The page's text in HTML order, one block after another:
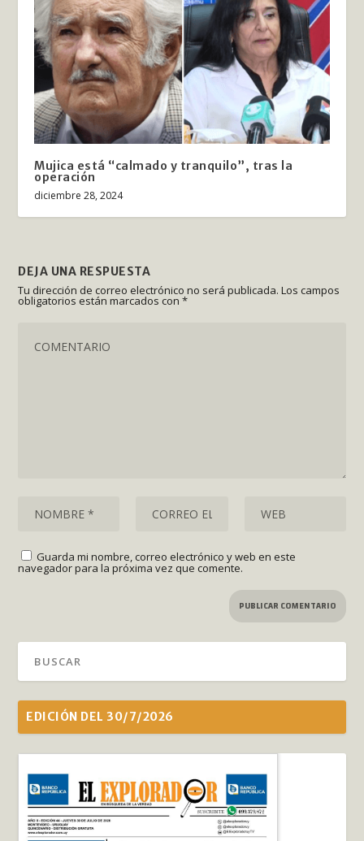
Mujica está “calmado y tranquilo”, tras la
operación
diciembre 28, 2024
DEJA UNA RESPUESTA
Tu dirección de correo electrónico no será publicada. Los campos
obligatorios están marcados con*
Guarda mi nombre, correo electrónico y web en este
navegador para la próxima vez que comente.
EDICIÓN DEL 30/7/2026